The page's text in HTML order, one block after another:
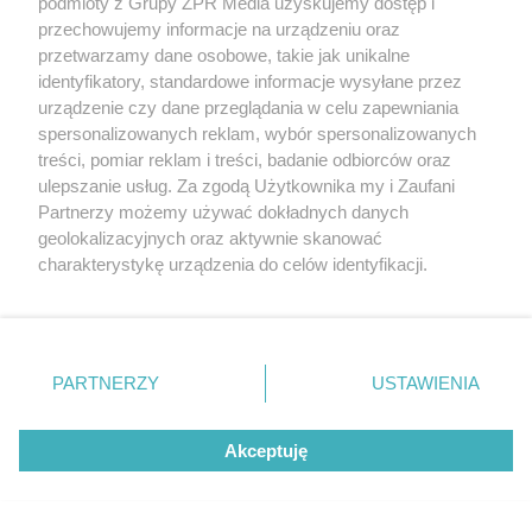
Koszmar kuracjuszy. Masowa "jelitówka" w
ośrodku nad Bałtykiem
NAJNOWSZE NEWSY:
ROZRYWKA
przechowujemy informacje na urządzeniu oraz
przetwarzamy dane osobowe, takie jak unikalne
identyfikatory, standardowe informacje wysyłane przez
urządzenie czy dane przeglądania w celu zapewniania
spersonalizowanych reklam, wybór spersonalizowanych
treści, pomiar reklam i treści, badanie odbiorców oraz
ulepszanie usług. Za zgodą Użytkownika my i Zaufani
Partnerzy możemy używać dokładnych danych
geolokalizacyjnych oraz aktywnie skanować
charakterystykę urządzenia do celów identyfikacji.
zmienić/wycofać klikając przycisk ustawień prywatności
znajdujący się w lewym dolnym rogu strony
rodzaje przetwarzania danych nie wymagają zgody
użytkownika, ale masz prawo sprzeciwić się takiemu
przetwarzaniu. Preferencje będą miały zastosowanie tylko
PARTNERZY USTAWIENIA
Akceptuję